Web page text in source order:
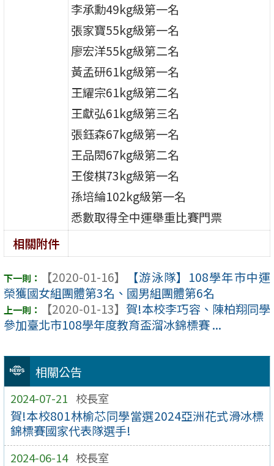
相關公告
2024-07-21 校長室
賀!本校801林榆芯同學當選2024亞洲花式滑冰標
錦標賽國家代表隊選手!
2024-06-14 校長室
李承勳49kg級第一名
張家寶55kg級第一名
廖宏洋55kg級第二名
黃孟研61kg級第一名
王耀宗61kg級第二名
王獻弘61kg級第三名
張鈺森67kg級第一名
王品閎67kg級第二名
王俊棋73kg級第一名
孫培綸102kg級第一名
悉數取得全中運舉重比賽門票
相關附件
【2020-01-16】
【游泳隊】108學年市中運
榮獲國女組團體第3名、國男組團體第6名
【2020-01-13】 賀!本校李巧容、陳柏翔同學
參加臺北市108學年度教育盃溜冰錦標賽 ...